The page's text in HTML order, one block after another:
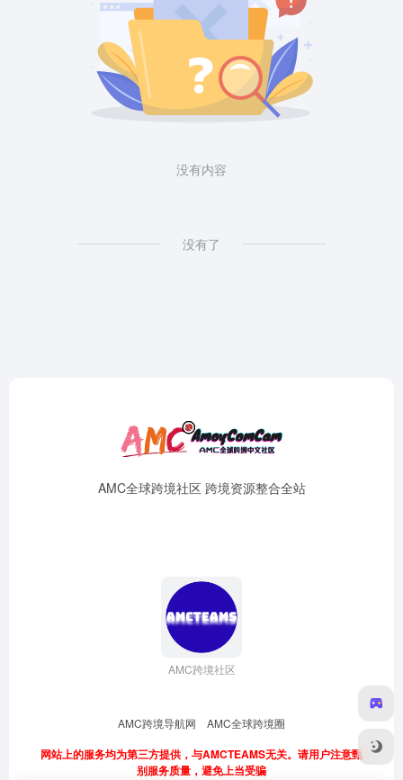
没有内容
没有了
AMC全球跨境社区 跨境资源整合全站
AMC跨境社区
AMC跨境导航网 AMC全球跨境圈
网站上的服务均为第三方提供，与AMCTEAMS无关。请用户注意甄
别服务质量，避免上当受骗